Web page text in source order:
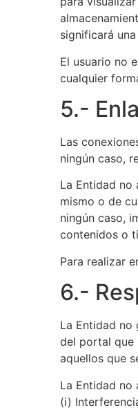
significará
El usuario no
cualquier
5.-
Las
ningún caso,
La Entidad no
mismo o de
ningún caso,
contenidos o
Para realizar
6.-
La Entidad no
del portal que
aquellos que
La Entidad no
(i)